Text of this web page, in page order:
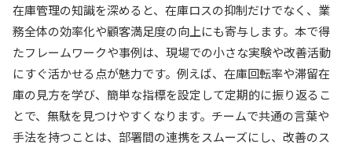
在庫管理の知識を深めると、在庫ロスの抑制だけでなく、業
務全体の効率化や顧客満足度の向上にも寄与します。本で得
たフレームワークや事例は、現場での小さな実験や改善活動
にすぐ活かせる点が魅力です。例えば、在庫回転率や滞留在
庫の見方を学び、簡単な指標を設定して定期的に振り返るこ
とで、無駄を見つけやすくなります。チームで共通の言葉や
手法を持つことは、部署間の連携をスムーズにし、改善のス